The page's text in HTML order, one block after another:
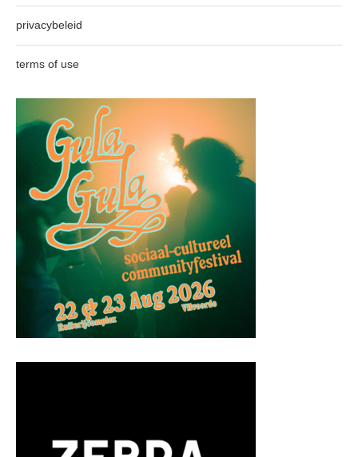
privacybeleid
terms of use